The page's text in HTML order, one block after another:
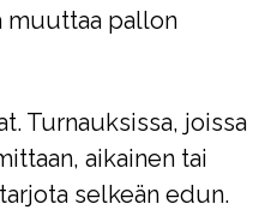
pallon
Turnauksissa, joissa
aikainen tai
selkeän edun.